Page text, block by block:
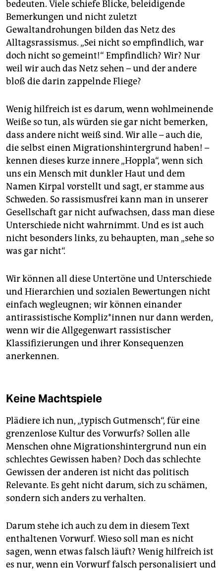
bedeuten. Viele schiefe Blicke, beleidigende
Bemerkungen und nicht zuletzt
Gewaltandrohungen bilden das Netz des
Alltagsrassismus. „Sei nicht so empfindlich, war
doch nicht so gemeint!“ Empfindlich? Wir? Nur
weil wir auch das Netz sehen – und der andere
bloß die darin zappelnde Fliege?
Wenig hilfreich ist es darum, wenn wohlmeinende
Weiße so tun, als würden sie gar nicht bemerken,
dass andere nicht weiß sind. Wir alle – auch die,
die selbst einen Migrationshintergrund haben! –
kennen dieses kurze innere „Hoppla“, wenn sich
uns ein Mensch mit dunkler Haut und dem
Namen Kirpal vorstellt und sagt, er stamme aus
Schweden. So rassismusfrei kann man in unserer
Gesellschaft gar nicht aufwachsen, dass man diese
Unterschiede nicht wahrnimmt. Und es ist auch
nicht besonders links, zu behaupten, man „sehe so
was gar nicht“.
Wir können all diese Untertöne und Unterschiede
und Hierarchien und sozialen Bewertungen nicht
einfach wegleugnen; wir können einander
antirassistische Kompliz*innen nur dann werden,
wenn wir die Allgegenwart rassistischer
Klassifizierungen und ihrer Konsequenzen
anerkennen.
Keine Machtspiele
Plädiere ich nun, „typisch Gutmensch“, für eine
grenzenlose Kultur des Vorwurfs? Sollen alle
Menschen ohne Migrationshintergrund nun ein
schlechtes Gewissen haben? Doch das schlechte
Gewissen der anderen ist nicht das politisch
Relevante. Es geht nicht darum, sich zu schämen,
sondern sich anders zu verhalten.
Darum stehe ich auch zu dem in diesem Text
enthaltenen Vorwurf. Wieso soll man es nicht
sagen, wenn etwas falsch läuft? Wenig hilfreich ist
es nur, wenn ein Vorwurf falsch personalisiert und